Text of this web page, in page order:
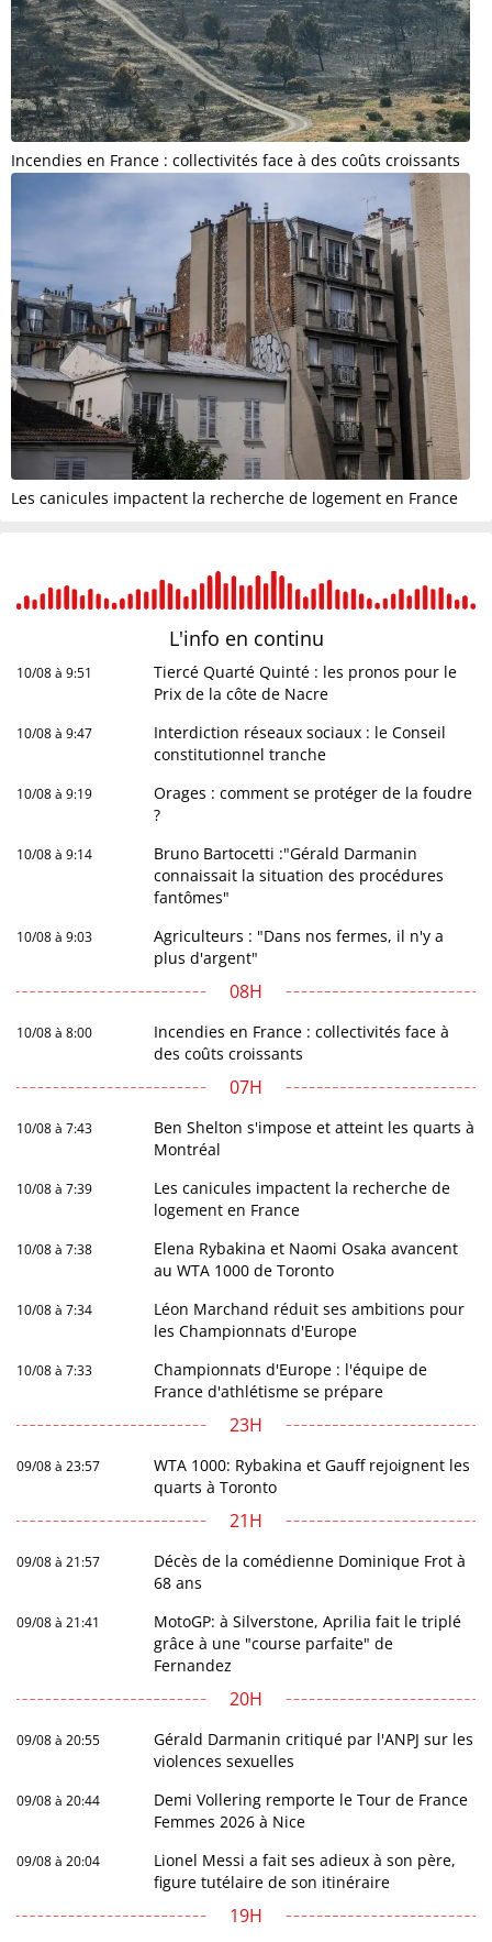
Incendies en France : collectivités face à des coûts croissants
Les canicules impactent la recherche de logement en France
L'info en continu
10/08 à 9:51
Tiercé Quarté Quinté : les pronos pour le
Prix de la côte de Nacre
10/08 à 9:47
Interdiction réseaux sociaux : le Conseil
constitutionnel tranche
10/08 à 9:19
Orages : comment se protéger de la foudre
?
10/08 à 9:14
Bruno Bartocetti :"Gérald Darmanin
connaissait la situation des procédures
fantômes"
10/08 à 9:03
Agriculteurs : "Dans nos fermes, il n'y a
plus d'argent"
08H
10/08 à 8:00
Incendies en France : collectivités face à
des coûts croissants
07H
10/08 à 7:43
Ben Shelton s'impose et atteint les quarts à
Montréal
10/08 à 7:39
Les canicules impactent la recherche de
logement en France
10/08 à 7:38
Elena Rybakina et Naomi Osaka avancent
au WTA 1000 de Toronto
10/08 à 7:34
Léon Marchand réduit ses ambitions pour
les Championnats d'Europe
10/08 à 7:33
Championnats d'Europe : l'équipe de
France d'athlétisme se prépare
23H
09/08 à 23:57
WTA 1000: Rybakina et Gauff rejoignent les
quarts à Toronto
21H
09/08 à 21:57
Décès de la comédienne Dominique Frot à
68 ans
09/08 à 21:41
MotoGP: à Silverstone, Aprilia fait le triplé
grâce à une "course parfaite" de
Fernandez
20H
09/08 à 20:55
Gérald Darmanin critiqué par l'ANPJ sur les
violences sexuelles
09/08 à 20:44
Demi Vollering remporte le Tour de France
Femmes 2026 à Nice
09/08 à 20:04
Lionel Messi a fait ses adieux à son père,
figure tutélaire de son itinéraire
19H